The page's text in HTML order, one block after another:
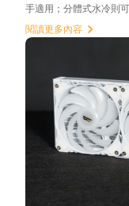
手適用；分體式水冷則
閱讀更多內容